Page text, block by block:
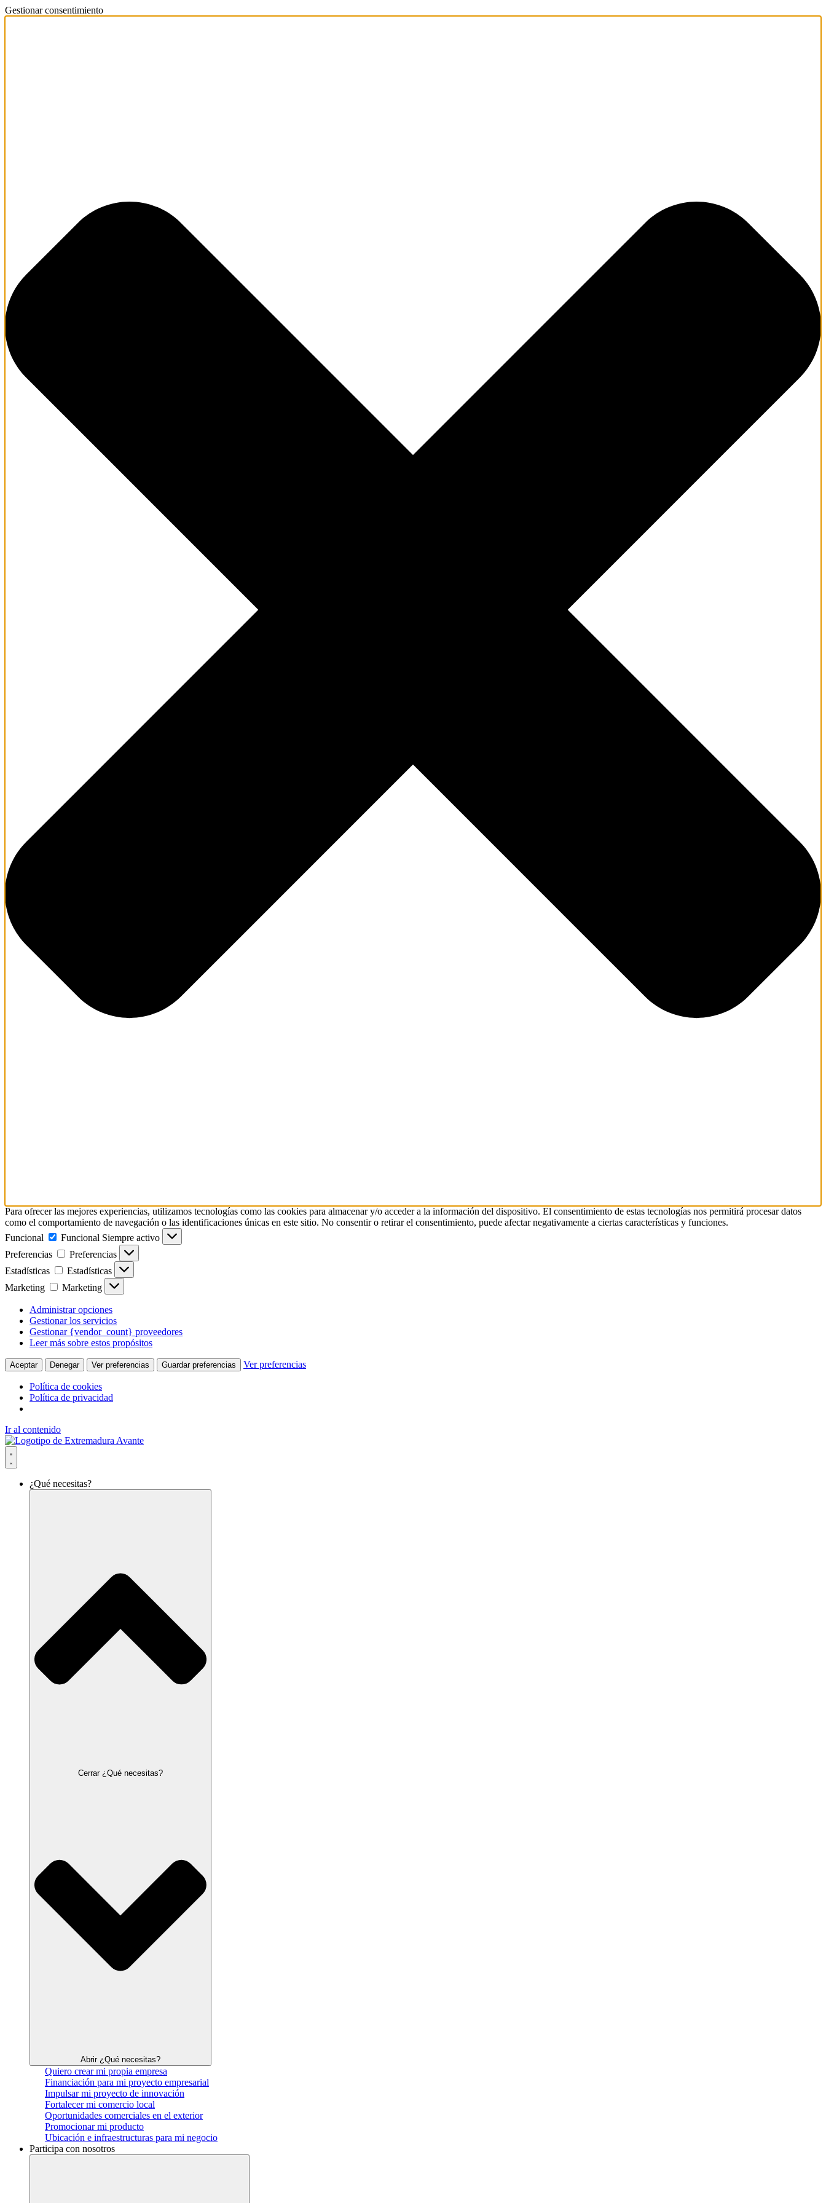
Gestionar consentimiento
Para ofrecer las mejores experiencias, utilizamos tecnologías como las cookies para almacenar y/o acceder a la información del dispositivo. El consentimiento de estas tecnologías nos permitirá procesar datos
como el comportamiento de navegación o las identificaciones únicas en este sitio. No consentir o retirar el consentimiento, puede afectar negativamente a ciertas características y funciones.
Funcional
Funcional Siempre activo
Preferencias
Preferencias
Estadísticas
Estadísticas
Marketing
Marketing
Administrar opciones
Gestionar los servicios
Gestionar {vendor_count} proveedores
Leer más sobre estos propósitos
Aceptar Denegar Ver preferencias Guardar preferencias Ver preferencias
Política de cookies
Política de privacidad
Ir al contenido
¿Qué necesitas?
Cerrar ¿Qué necesitas?
Abrir ¿Qué necesitas?
Quiero crear mi propia empresa
Financiación para mi proyecto empresarial
Impulsar mi proyecto de innovación
Fortalecer mi comercio local
Oportunidades comerciales en el exterior
Promocionar mi producto
Ubicación e infraestructuras para mi negocio
Participa con nosotros